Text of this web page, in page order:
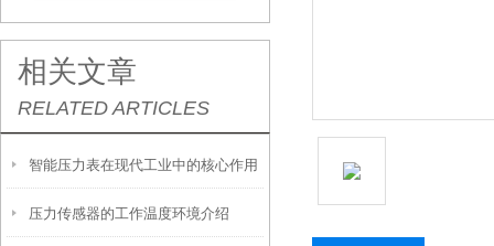
相关文章
RELATED ARTICLES
智能压力表在现代工业中的核心作用
压力传感器的工作温度环境介绍